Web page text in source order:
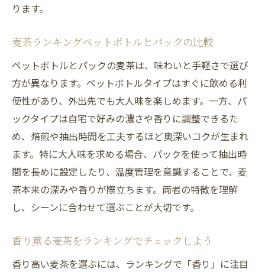
ります。
麦茶ランキングペットボトルとパックの比較
ペットボトルとパックの麦茶は、味わいと手軽さで選び
方が異なります。ペットボトルタイプはすぐに飲める利
便性があり、外出先でも大人味を楽しめます。一方、パ
ックタイプは自宅で好みの濃さや香りに調整できるた
め、焙煎や抽出時間を工夫するほど奥深いコクが生まれ
ます。特に大人味を求める場合、パックを使って抽出時
間を長めに設定したり、温度管理を意識することで、麦
茶本来の深みや香りが際立ちます。両者の特徴を理解
し、シーンに合わせて選ぶことが大切です。
香り薫る麦茶をランキングでチェックしよう
香り高い麦茶を選ぶには、ランキングで「香り」に注目